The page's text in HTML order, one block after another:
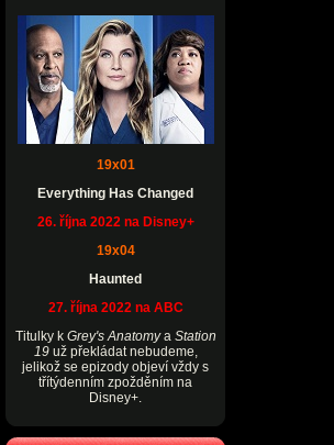
19x01
Everything Has Changed
26. října 2022 na Disney+
19x04
Haunted
27. října 2022 na ABC
Titulky k Grey's Anatomya Station
19už překládat nebudeme,
jelikož se epizody objeví vždy s
třítýdenním zpožděním na
Disney+.